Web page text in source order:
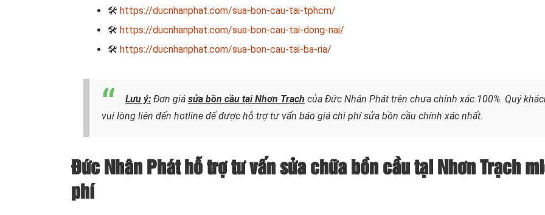
🛠 https://ducnhanphat.com/sua-bon-cau-tai-tphcm/
🛠 https://ducnhanphat.com/sua-bon-cau-tai-dong-nai/
🛠 https://ducnhanphat.com/sua-bon-cau-tai-ba-ria/
Lưu ý: Đơn giá sửa bồn cầu tại Nhơn Trạch của Đức Nhân Phát trên chưa chính xác 100%. Quý
vui lòng liên đến hotline để được hỗ trợ tư vấn báo giá chi phí sửa bồn cầu chính xác nhất.
Đức Nhân Phát hỗ trợ tư vấn sửa chữa bồn cầu tại Nhơn Trạch
phí